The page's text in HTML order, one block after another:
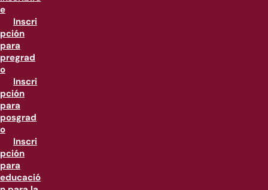
e
Inscri
pción
para
pregrad
o
Inscri
pción
para
posgrad
o
Inscri
pción
para
educació